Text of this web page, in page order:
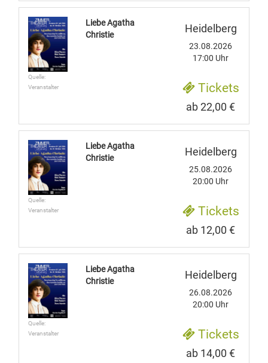
Quelle:
Veranstalter
Liebe Agatha
Christie
Heidelberg
23.08.2026
17:00 Uhr
Tickets
ab 22,00 €
Quelle:
Veranstalter
Liebe Agatha
Christie
Heidelberg
25.08.2026
20:00 Uhr
Tickets
ab 12,00 €
Quelle:
Veranstalter
Liebe Agatha
Christie
Heidelberg
26.08.2026
20:00 Uhr
Tickets
ab 14,00 €